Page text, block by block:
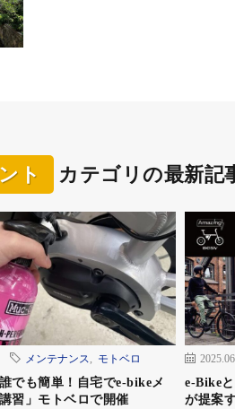
な自然をより幅広く、アクティ
ト概要
：那須高原e-bike & ハイキングツ
年10月24日（土）〜10月25日（
4000円（税抜、1日のみ参加）、
ト カテゴリの最新記
メンテナンス モトベロ
でも簡単！自宅でe-bikeメ
習」モトベロで開催
e-Bike
が提案